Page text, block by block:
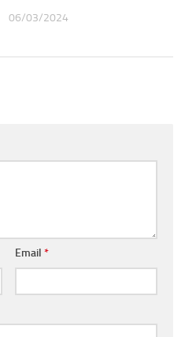
06/03/2024
Email *